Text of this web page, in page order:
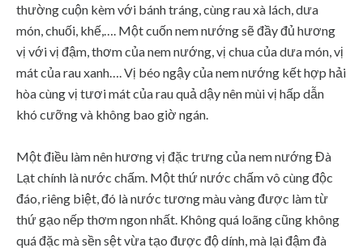
thường cuộn kèm với bánh tráng, cùng rau xà lách, dưa
món, chuối, khế,…. Một cuốn nem nướng sẽ đầy đủ hương
vị với vị đậm, thơm của nem nướng, vị chua của dưa món, vị
mát của rau xanh…. Vị béo ngậy của nem nướng kết hợp hải
hòa cùng vị tươi mát của rau quả dậy nên mùi vị hấp dẫn
khó cưỡng và không bao giờ ngán.
Một điều làm nên hương vị đặc trưng của nem nướng Đà
Lạt chính là nước chấm. Một thứ nước chấm vô cùng độc
đáo, riêng biệt, đó là nước tương màu vàng được làm từ
thứ gạo nếp thơm ngon nhất. Không quá loãng cũng không
quá đặc mà sền sệt vừa tạo được độ dính, mà lại đậm đà